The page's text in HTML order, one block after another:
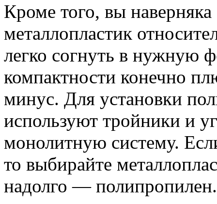
Кроме того, вы наверняка
металлопластик
легко согнуть в нужную
компактности конечно
минус. Для установки
используют тройники и
монолитную систему.
то выбирайте
надолго — полипропилен.